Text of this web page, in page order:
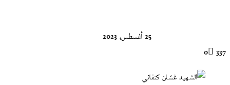
25 أغسطس، 2023
0 337